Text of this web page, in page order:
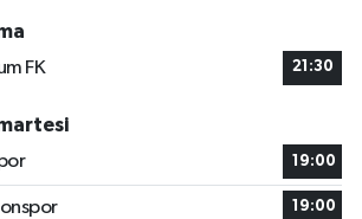
FK
21:30
19:00
19:00